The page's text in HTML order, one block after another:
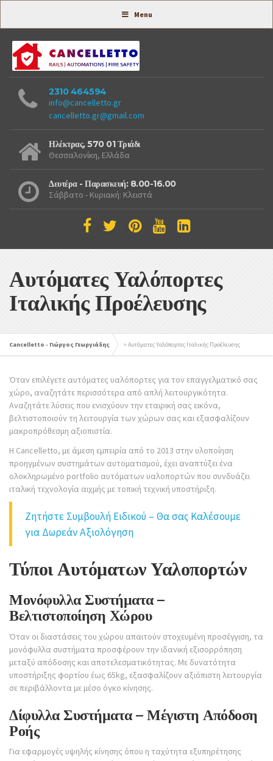
Συστήματα Ασφαλείας -
2310 464594
info@cancelletto.gr
cancelletto.gr@gmail.com
Ηλέκτρας, 570 01 Τριάδι
Θεσσαλονίκη, Ελλάδα
Δευτέρα - Παρασκευή: 8.00-16.00
Σάββατο - Κυριακή: Κλειστά
Αυτόματες Υαλόπορτες
Ιταλικής Προέλευσης
Cancelletto - Γιώργος Γεωργιάδης >Αυτόματες Υαλόπορτες Ιταλικής Προέλευσης
Όταν επιλέγετε αυτόματες υαλόπορτες για τον επαγγελματικό σας
χώρο, αναζητάτε περισσότερα από απλή λειτουργικότητα.
Αναζητάτε λύσεις που ενισχύουν την εταιρική σας εικόνα,
βελτιστοποιούν τη λειτουργία των χώρων σας και εξασφαλίζουν
μακροπρόθεσμη αξιοπιστία.
Η Cancelletto, με άμεση εμπειρία από το 2013 στην υλοποίηση
προηγμένων συστημάτων αυτοματισμού, έχει αναπτύξει ένα
ολοκληρωμένο portfolio αυτόματων υαλοπορτών που συνδυάζει
ιταλική τεχνολογία αιχμής με τοπική τεχνική υποστήριξη.
Ζητήστε Συμβουλή Ειδικού – Θα σας Καλέσουμε
για Δωρεάν Αξιολόγηση
Τύποι Αυτόματων Υαλοπορτών
Μονόφυλλα Συστήματα –
Βελτιστοποίηση Χώρου
Όταν οι διαστάσεις του χώρου απαιτούν στοχευμένη προσέγγιση, τα
μονόφυλλα συστήματα προσφέρουν την ιδανική εξισορρόπηση
μεταξύ απόδοσης και αποτελεσματικότητας. Με δυνατότητα
υποστήριξης φορτίου έως 65kg, εξασφαλίζουν αξιόπιστη λειτουργία
σε περιβάλλοντα με μέσο όγκο κίνησης.
Δίφυλλα Συστήματα – Μέγιστη Απόδοση
Ροής
Για εφαρμογές υψηλής κίνησης όπου η ταχύτητα εξυπηρέτησης
Menu